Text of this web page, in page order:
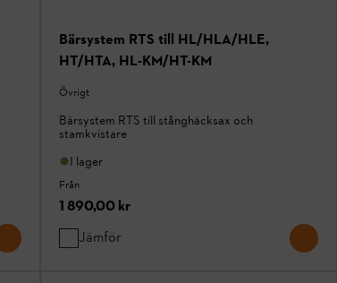
Bärsystem RTS till HL/HLA/HLE,
HT/HTA, HL-KM/HT-KM
Övrigt
Bärsystem RTS till stånghäcksax och
stamkvistare
I lager
Från
1 890,00 kr
Jämför